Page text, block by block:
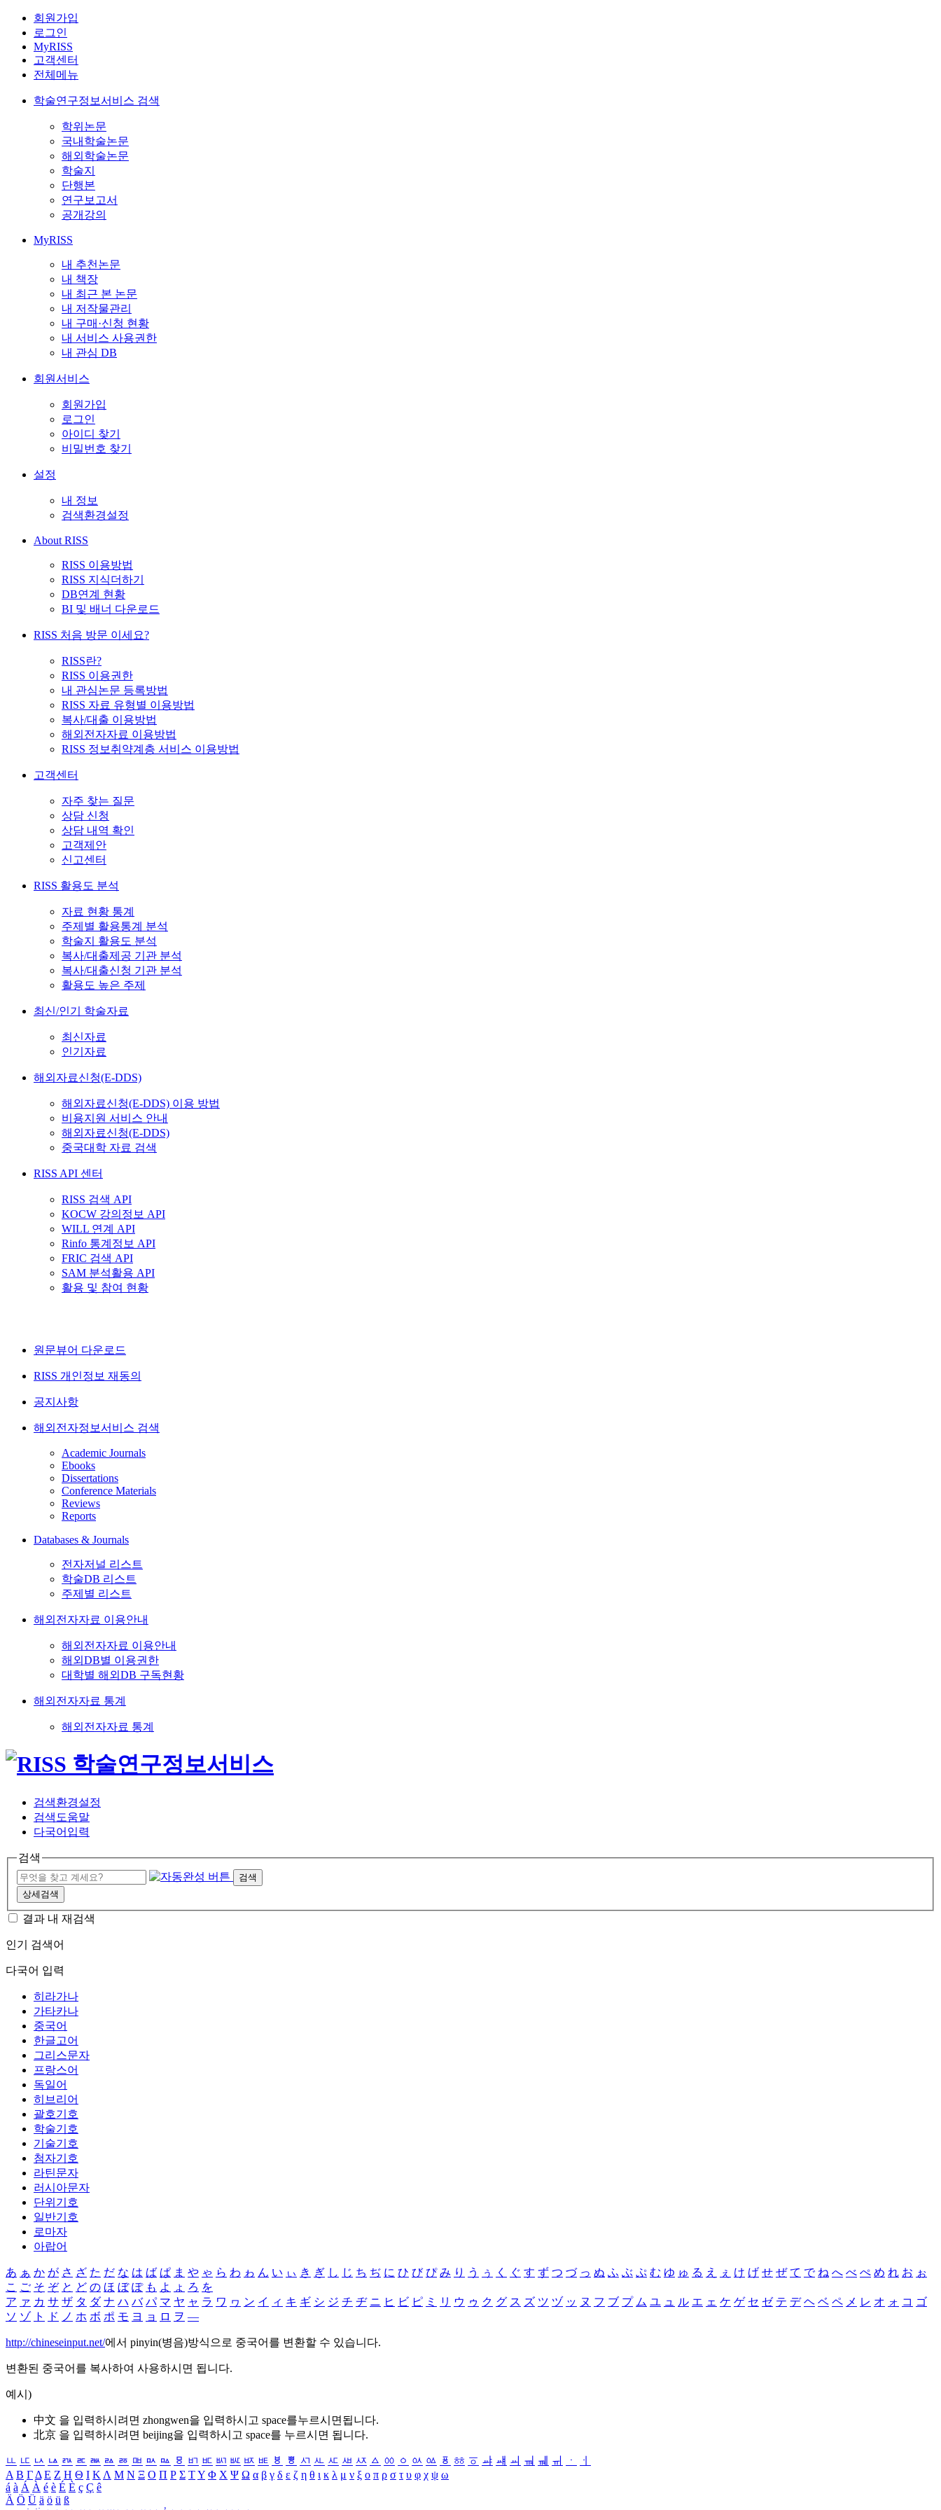
회원가입
로그인
MyRISS
고객센터
전체메뉴
학술연구정보서비스 검색
학위논문
국내학술논문
해외학술논문
학술지
단행본
연구보고서
공개강의
MyRISS
내 추천논문
내 책장
내 최근 본 논문
내 저작물관리
내 구매·신청 현황
내 서비스 사용권한
내 관심 DB
회원서비스
회원가입
로그인
아이디 찾기
비밀번호 찾기
설정
내 정보
검색환경설정
About RISS
RISS 이용방법
RISS 지식더하기
DB연계 현황
BI 및 배너 다운로드
RISS 처음 방문 이세요?
RISS란?
RISS 이용권한
내 관심논문 등록방법
RISS 자료 유형별 이용방법
복사/대출 이용방법
해외전자자료 이용방법
RISS 정보취약계층 서비스 이용방법
고객센터
자주 찾는 질문
상담 신청
상담 내역 확인
고객제안
신고센터
RISS 활용도 분석
자료 현황 통계
주제별 활용통계 분석
학술지 활용도 분석
복사/대출제공 기관 분석
복사/대출신청 기관 분석
활용도 높은 주제
최신/인기 학술자료
최신자료
인기자료
해외자료신청(E-DDS)
해외자료신청(E-DDS) 이용 방법
비용지원 서비스 안내
해외자료신청(E-DDS)
중국대학 자료 검색
RISS API 센터
RISS 검색 API
KOCW 강의정보 API
WILL 연계 API
Rinfo 통계정보 API
FRIC 검색 API
SAM 분석활용 API
활용 및 참여 현황
원문뷰어 다운로드
RISS 개인정보 재동의
공지사항
해외전자정보서비스 검색
Academic Journals
Ebooks
Dissertations
Conference Materials
Reviews
Reports
Databases & Journals
전자저널 리스트
학술DB 리스트
주제별 리스트
해외전자자료 이용안내
해외전자자료 이용안내
해외DB별 이용권한
대학별 해외DB 구독현황
해외전자자료 통계
해외전자자료 통계
검색환경설정
검색도움말
다국어입력
검색
검색
상세검색
결과 내 재검색
인기 검색어
다국어 입력
히라가나
가타카나
중국어
한글고어
그리스문자
프랑스어
독일어
히브리어
괄호기호
학술기호
기술기호
첨자기호
라틴문자
러시아문자
단위기호
일반기호
로마자
아랍어
あ ぁ か が さ ざ た だ な は ば ぱ ま や ゃ ら わ ゎ ん い ぃ き ぎ し じ ち ぢ に ひ び ぴ み り う ぅ く ぐ す ず つ づ っ ぬ ふ ぶ ぷ む ゆ ゅ る え ぇ け げ せ ぜ て で ね へ べ ぺ め れ お ぉ
こ ご そ ぞ と ど の ほ ぼ ぽ も よ ょ ろ を
ア ァ カ サ ザ タ ダ ナ ハ バ パ マ ヤ ャ ラ ワ ヮ ン イ ィ キ ギ シ ジ チ ヂ ニ ヒ ビ ピ ミ リ ウ ゥ ク グ ス ズ ツ ヅ ッ ヌ フ ブ プ ム ユ ュ ル エ ェ ケ ゲ セ ゼ テ デ ヘ ベ ペ メ レ オ ォ コ ゴ
ソ ゾ ト ド ノ ホ ボ ポ モ ヨ ョ ロ ヲ ―
http://chineseinput.net/에서 pinyin(병음)방식으로 중국어를 변환할 수 있습니다.
변환된 중국어를 복사하여 사용하시면 됩니다.
예시)
中文 을 입력하시려면 zhongwen을 입력하시고 space를누르시면됩니다.
北京 을 입력하시려면 beijing을 입력하시고 space를 누르시면 됩니다.
ㅥ ㅦ ㅧ ㅨ ㅩ ㅪ ㅫ ㅬ ㅭ ㅮ ㅯ ㅰ ㅱ ㅲ ㅳ ㅴ ㅵ ㅶ ㅷ ㅸ ㅹ ㅺ ㅻ ㅼ ㅽ ㅾ ㅿ ㆀ ㆁ ㆂ ㆃ ㆄ ㆅ ㆆ ㆇ ㆈ ㆉ ㆊ ㆋ ㆌ ㆍ
ㆎ
Α Β ΓΔ Ε Ζ Η Θ Ι ΚΛ Μ Ν Ξ Ο Π Ρ Σ ΤΥ Φ Χ Ψ Ω α β γ δ ε ζ η θ ι κ λ μ ν ξ ο π ρ σ τ υ φ χ ψ ω
á à Á À é è É È ç Ç ê
Ä Ö Ü ä ö ü ß